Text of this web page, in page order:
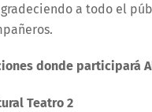
a todo el
donde participará
Teatro 2